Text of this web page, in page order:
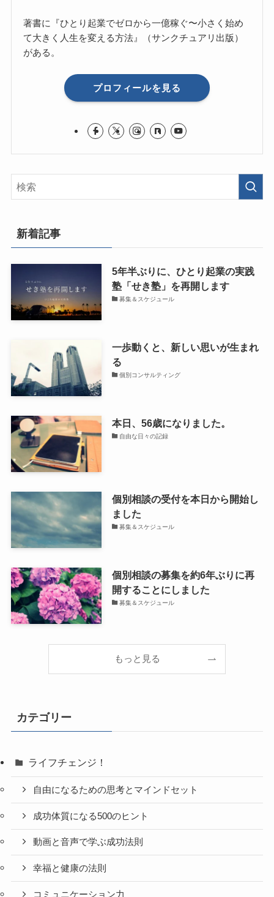
著書に『ひとり起業でゼロから一億稼ぐ〜小さく始め
て大きく人生を変える方法』（サンクチュアリ出版）
がある。
プロフィールを見る
新着記事
5年半ぶりに、ひとり起業の実践
塾「せき塾」を再開します
募集＆スケジュール
一歩動くと、新しい思いが生まれ
る
個別コンサルティング
本日、56歳になりました。
自由な日々の記録
個別相談の受付を本日から開始し
ました
募集＆スケジュール
個別相談の募集を約6年ぶりに再
開することにしました
募集＆スケジュール
もっと見る
カテゴリー
ライフチェンジ！
自由になるための思考とマインドセット
成功体質になる500のヒント
動画と音声で学ぶ成功法則
幸福と健康の法則
コミュニケーション力